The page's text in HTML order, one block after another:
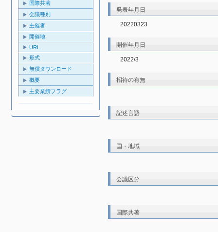
国際共著
会議種別
主催者
開催地
URL
形式
無償ダウンロード
概要
主要業績フラグ
発表年月日
20220323
開催年月日
2022/3
招待の有無
記述言語
国・地域
会議区分
国際共著